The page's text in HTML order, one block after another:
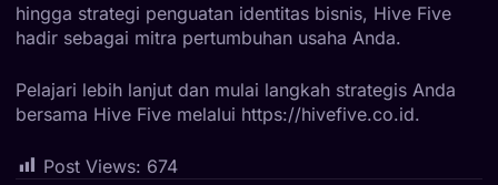
hingga strategi penguatan identitas bisnis, Hive Five
hadir sebagai mitra pertumbuhan usaha Anda.
Pelajari lebih lanjut dan mulai langkah strategis Anda
bersama Hive Five melalui https://hivefive.co.id.
Post Views: 674